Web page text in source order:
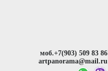
моб.+7(903) 509 83 86
artpanorama@mail.ru